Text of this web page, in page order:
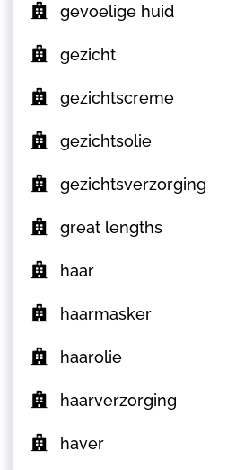
gevoelige huid
gezicht
gezichtscreme
gezichtsolie
gezichtsverzorging
great lengths
haar
haarmasker
haarolie
haarverzorging
haver